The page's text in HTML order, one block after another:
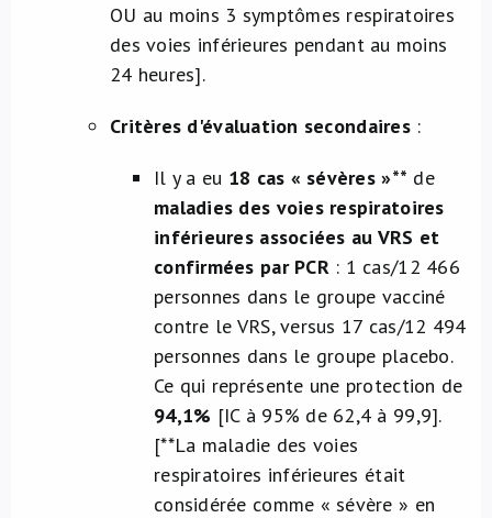
OU au moins 3 symptômes respiratoires
des voies inférieures pendant au moins
24 heures].
Critères d'évaluation secondaires:
Il y a eu 18 cas « sévères »** de
maladies des voies respiratoires
inférieures associées au VRS et
confirmées par PCR : 1 cas/12 466
personnes dans le groupe vacciné
contre le VRS, versus 17 cas/12 494
personnes dans le groupe placebo.
Ce qui représente une protection de
94,1% [IC à 95% de 62,4 à 99,9].
[**La maladie des voies
respiratoires inférieures était
considérée comme « sévère » en